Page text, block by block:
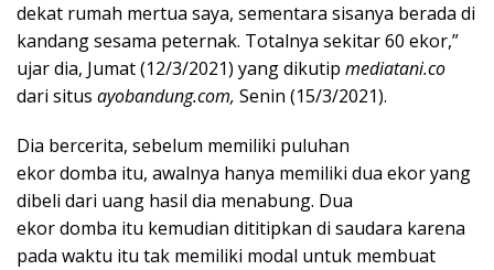
dekat rumah mertua saya, sementara sisanya berada di
kandang sesama peternak. Totalnya sekitar 60 ekor,”
ujar dia, Jumat (12/3/2021) yang dikutip mediatani.co
dari situs ayobandung.com, Senin (15/3/2021).
Dia bercerita, sebelum memiliki puluhan
ekor domba itu, awalnya hanya memiliki dua ekor yang
dibeli dari uang hasil dia menabung. Dua
ekor domba itu kemudian dititipkan di saudara karena
pada waktu itu tak memiliki modal untuk membuat